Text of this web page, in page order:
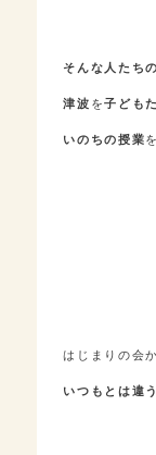
そんな人たち
津波 を子ども
いのちの授業
はじまりの会
いつもとは違